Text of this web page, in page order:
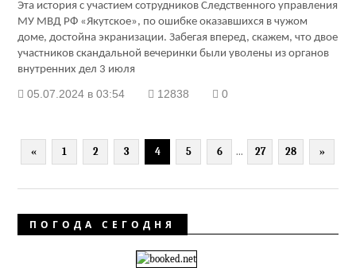
Эта история с участием сотрудников Следственного управления
МУ МВД РФ «Якутское», по ошибке оказавшихся в чужом
доме, достойна экранизации. Забегая вперед, скажем, что двое
участников скандальной вечеринки были уволены из органов
внутренних дел 3 июля
05.07.2024 в 03:54 12838 0
« 1 2 3 4 5 6 ... 27 28 »
ПОГОДА СЕГОДНЯ